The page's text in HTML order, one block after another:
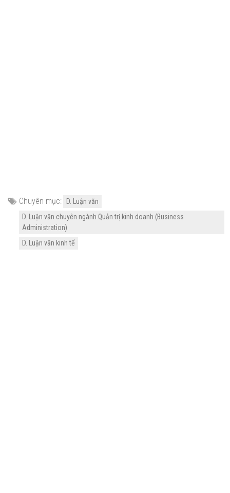
Chuyên mục:
D. Luận văn
D. Luận văn chuyên ngành Quản trị kinh doanh (Business
Administration)
D. Luận văn kinh tế